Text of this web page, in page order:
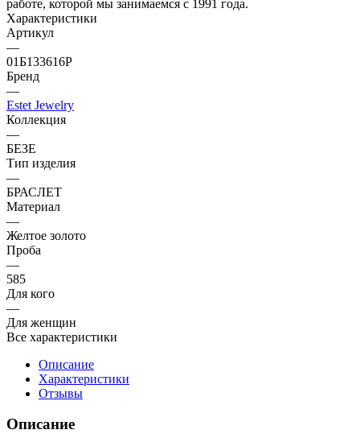
работе, которой мы занимаемся с 1991 года.
Характеристики
Артикул
—
01Б133616Р
Бренд
—
Estet Jewelry
Коллекция
—
БЕЗЕ
Тип изделия
—
БРАСЛЕТ
Материал
—
Желтое золото
Проба
—
585
Для кого
—
Для женщин
Все характеристики
Описание
Характеристики
Отзывы
Описание